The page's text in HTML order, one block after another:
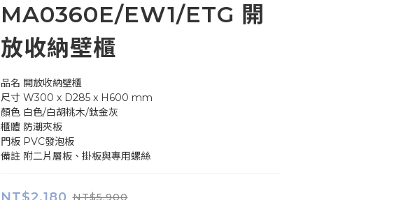
MA0360E/EW1/ETG 開
放收納壁櫃
品名	開放收納壁櫃
尺寸	W300 x D285 x H600 mm
顏色	白色/白胡桃木/鈦金灰
櫃體	防潮夾板
門板	PVC發泡板
備註	附二片層板、掛板與專用螺絲
NT$5,900